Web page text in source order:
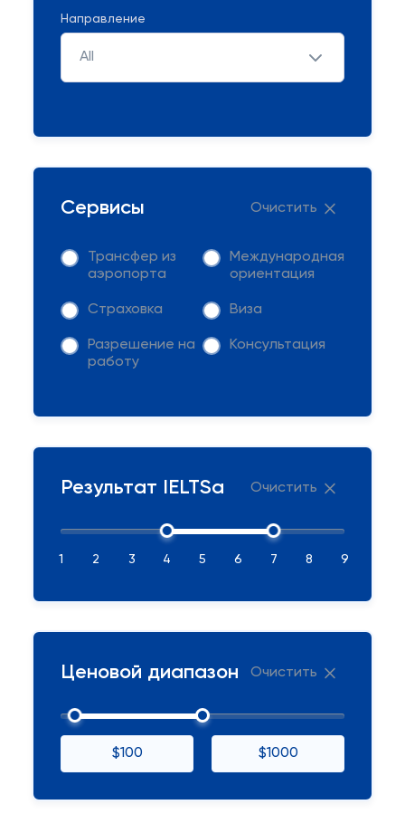
Направление
All
Сервисы Очистить
Трансфер из
аэропорта
Международная
ориентация
Страховка Виза
Разрешение на
работу
Консультация
Результат IELTSа Очистить
1 2 3 4 5 6 7 8 9
Ценовой диапазон Очистить
$100 $1000